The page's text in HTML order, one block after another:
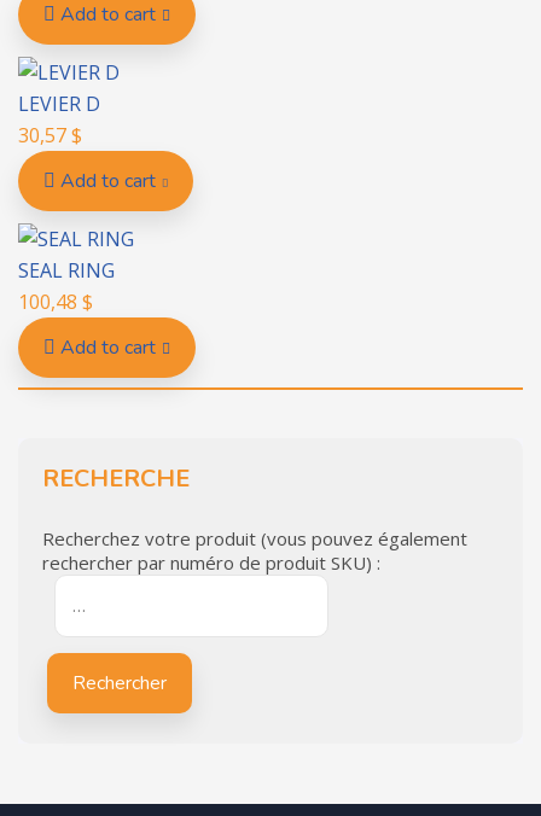
Add to cart
LEVIER D
30,57$
Add to cart
SEAL RING
100,48 $
Add to cart
RECHERCHE
Recherchez votre produit (vous pouvez également
rechercher par numéro de produit SKU) :
Rechercher